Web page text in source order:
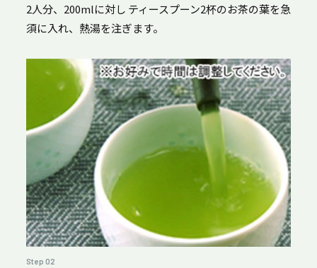
2人分、200mlに対し ティースプーン2杯のお茶の葉を急
須に入れ、熱湯を注ぎます。
Step 02